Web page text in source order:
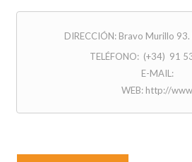
DIRECCIÓN: Bravo Murillo
TELÉFONO: (+34) 91
E-MAIL:
WEB: http://